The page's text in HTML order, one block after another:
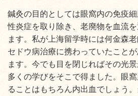
鍼灸の目的としては眼窩内の免疫
性炎症を取り除き、老廃物を血流
ます。私が上海留学時には何金森
セドウ病治療に携わっていたこと
ます。今でも目を閉じればその光
多くの学びをそこで得ました。眼
ることはもちろん内出血でしょう